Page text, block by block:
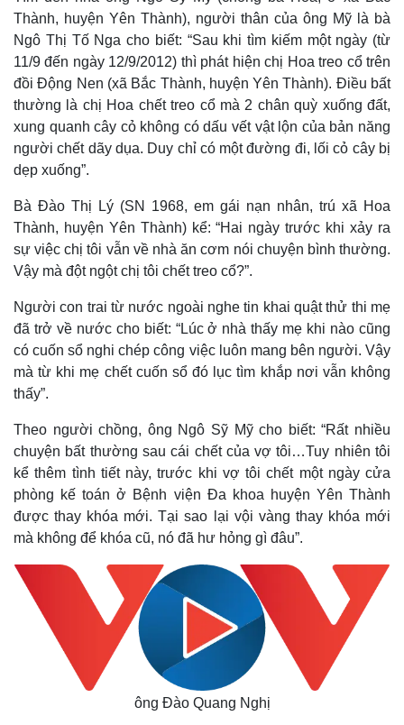
Thành, huyện Yên Thành), người thân của ông Mỹ là bà
Ngô Thị Tố Nga cho biết: “Sau khi tìm kiếm một ngày (từ
11/9 đến ngày 12/9/2012) thì phát hiện chị Hoa treo cổ trên
đồi Động Nen (xã Bắc Thành, huyện Yên Thành). Điều bất
thường là chị Hoa chết treo cổ mà 2 chân quỳ xuống đất,
xung quanh cây cỏ không có dấu vết vật lộn của bản năng
người chết dãy dụa. Duy chỉ có một đường đi, lối cỏ cây bị
dẹp xuống”.
Bà Đào Thị Lý (SN 1968, em gái nạn nhân, trú xã Hoa
Thành, huyện Yên Thành) kể: “Hai ngày trước khi xảy ra
sự việc chị tôi vẫn về nhà ăn cơm nói chuyện bình thường.
Vậy mà đột ngột chị tôi chết treo cổ?”.
Người con trai từ nước ngoài nghe tin khai quật thử thi mẹ
đã trở về nước cho biết: “Lúc ở nhà thấy mẹ khi nào cũng
có cuốn sổ nghi chép công việc luôn mang bên người. Vậy
mà từ khi mẹ chết cuốn sổ đó lục tìm khắp nơi vẫn không
thấy”.
Theo người chồng, ông Ngô Sỹ Mỹ cho biết: “Rất nhiều
chuyện bất thường sau cái chết của vợ tôi…Tuy nhiên tôi
kể thêm tình tiết này, trước khi vợ tôi chết một ngày cửa
phòng kế toán ở Bệnh viện Đa khoa huyện Yên Thành
được thay khóa mới. Tại sao lại vội vàng thay khóa mới
mà không để khóa cũ, nó đã hư hỏng gì đâu”.
ông Đào Quang Nghị